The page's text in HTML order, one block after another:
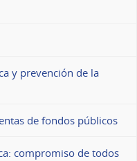
y prevención de la
de fondos públicos
compromiso de todos